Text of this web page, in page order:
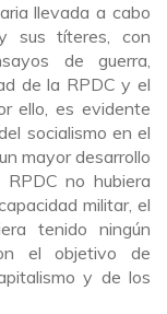
llevada a cabo
sus títeres, con
de guerra,
de la RPDC y el
ello, es evidente
socialismo en el
mayor desarrollo
no hubiera
militar, el
tenido ningún
el objetivo de
y de los